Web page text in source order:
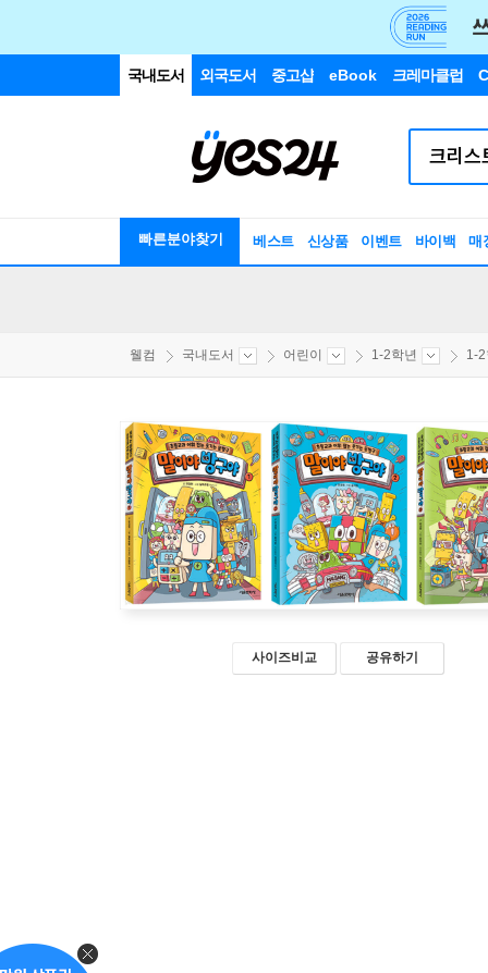
국내도서 외국도서 중고샵 eBook 크레마클럽
빠른분야찾기 베스트 신상품 이벤트 바이백 매
웰컴 국내도서 어린이 1-2학년 1-
사이즈비교 공유하기